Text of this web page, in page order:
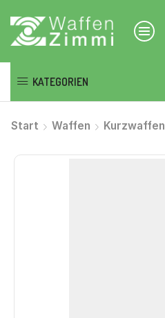
KATEGORIEN
Start Waffen Kurzwaffen